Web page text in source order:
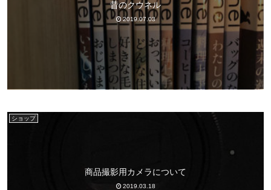
昔のクウネル
2019.07.03
ショップ
商品撮影用カメラについて
2019.03.18